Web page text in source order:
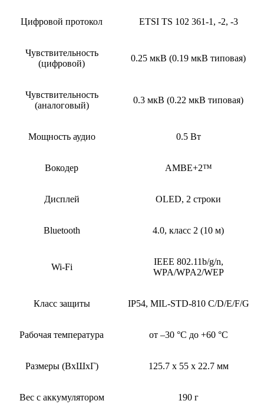
Цифровой протокол ETSI TS 102 361-1, -2, -3
Чувствительность
(цифровой)
0.25 мкВ (0.19 мкВ типовая)
Чувствительность
(аналоговый)
0.3 мкВ (0.22 мкВ типовая)
Мощность аудио 0.5 Вт
Вокодер AMBE+2™
Дисплей OLED, 2 строки
Bluetooth 4.0, класс 2 (10 м)
Wi-Fi
IEEE 802.11b/g/n,
WPA/WPA2/WEP
Класс защиты IP54, MIL-STD-810 C/D/E/F/G
Рабочая температура от –30 °C до +60 °C
Размеры (ВxШxГ) 125.7 x 55 x 22.7 мм
Вес с аккумулятором 190 г